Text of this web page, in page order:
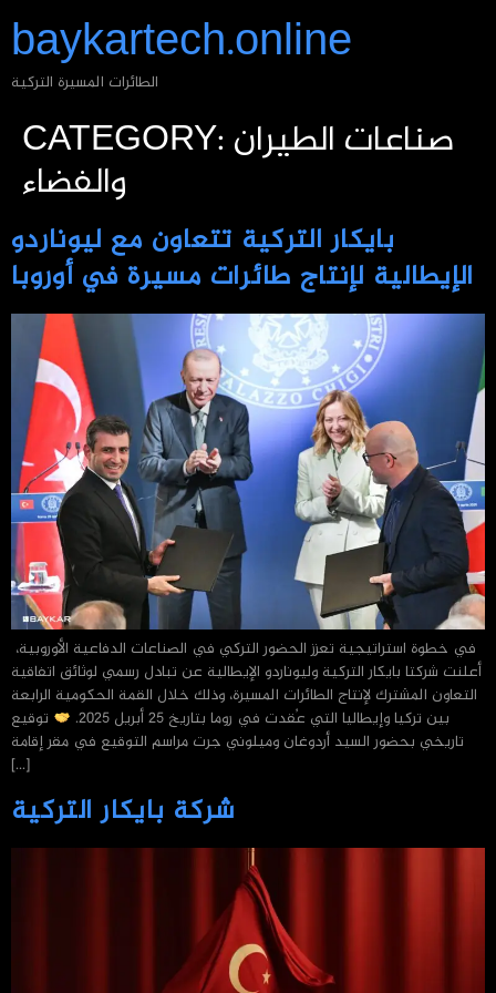
baykartech.online
الطائرات المسيرة التركية
CATEGORY: صناعات الطيران
والفضاء
بايكار التركية تتعاون مع ليوناردو
الإيطالية لإنتاج طائرات مسيرة في أوروبا
أعلنت شركتا بايكار التركية وليوناردو الإيطالية عن تبادل رسمي لوثائق اتفاقية
التعاون المشترك لإنتاج الطائرات المسيرة، وذلك خلال القمة الحكومية الرابعة
بين تركيا وإيطاليا التي عُقدت في روما بتاريخ 25 أبريل 2025.
توقيع
تاريخي بحضور السيد أردوغان وميلوني جرت مراسم التوقيع في مقر إقامة
[…]
شركة بايكار التركية